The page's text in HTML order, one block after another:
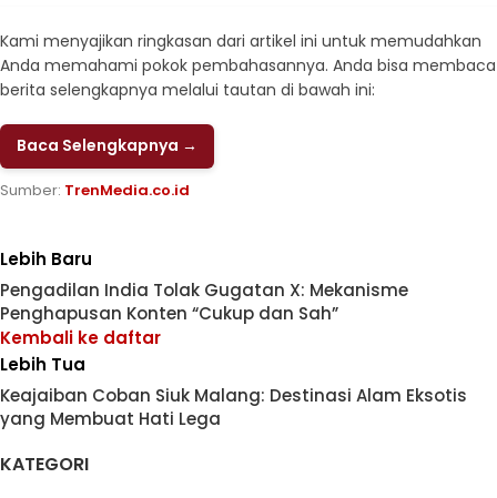
KATEGORI
Kami menyajikan ringkasan dari artikel ini untuk memudahkan
Anda memahami pokok pembahasannya. Anda bisa membaca
berita selengkapnya melalui tautan di bawah ini:
Baca Selengkapnya →
Sumber: TrenMedia.co.id
Lebih Baru
Pengadilan India Tolak Gugatan X: Mekanisme
Penghapusan Konten “Cukup dan Sah”
Kembali ke daftar
Lebih Tua
Keajaiban Coban Siuk Malang: Destinasi Alam Eksotis
yang Membuat Hati Lega